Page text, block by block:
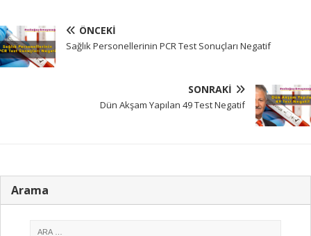
ÖNCEKI
Sağlık Personellerinin PCR Test Sonuçları Negatif
SONRAKI
Dün Akşam Yapılan 49 Test Negatif
Arama